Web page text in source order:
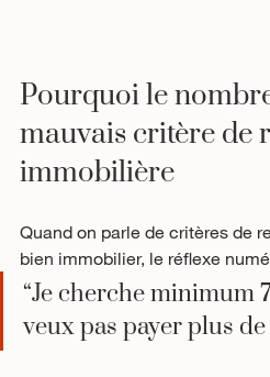
Pourquoi le
mauvais critère de
immobilière
Quand on parle de critères de
bien immobilier, le réflexe
“Je cherche minimum
veux pas payer plus de